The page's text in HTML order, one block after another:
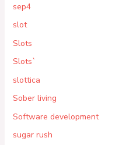
sep4
slot
Slots
Slots`
slottica
Sober living
Software development
sugar rush